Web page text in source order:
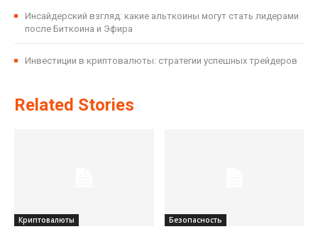
Инсайдерский взгляд: какие альткоины могут стать лидерами
после Биткоина и Эфира
Инвестиции в криптовалюты: стратегии успешных трейдеров
Related Stories
Криптовалюты Безопасность